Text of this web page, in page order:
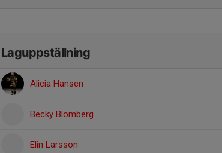
Laguppställning
Alicia Hansen
Becky Blomberg
Elin Larsson